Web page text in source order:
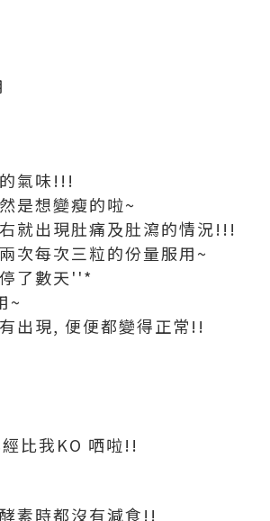
氣味!!!
是想變瘦的啦~
就出現肚痛及肚瀉的情況!!!
次每次三粒的份量服用~
了數天''*
~
出現, 便便都變得正常!!
比我KO 哂啦!!
素時都沒有減食!!